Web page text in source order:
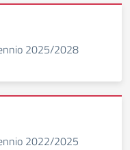
2025/2028
2022/2025